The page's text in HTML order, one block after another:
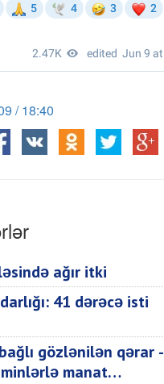
/ 18:40
ağır itki
41 dərəcə isti
gözlənilən qərar -
minlərlə manat…